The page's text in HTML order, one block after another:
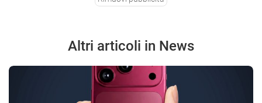
Altri articoli in News